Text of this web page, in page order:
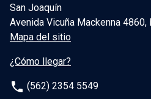
San Joaquín
Avenida Vicuña Mackenna 4860,
Mapa del sitio
¿Cómo llegar?
phone (562) 2354 5549